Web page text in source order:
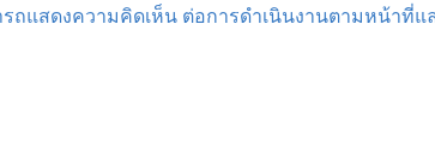
แสดงความคิดเห็น ต่อการดำเนินงานตามหน้าที่